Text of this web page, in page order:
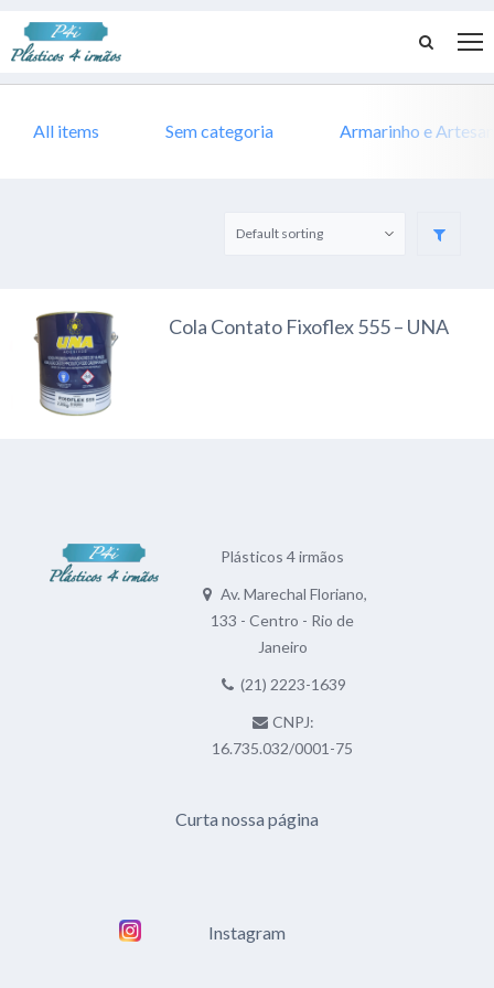
All items Sem categoria Armarinho e
Cola Contato Fixoflex 555 – UNA
Plásticos 4 irmãos
Av. Marechal Floriano,
133 - Centro - Rio de
Janeiro
(21) 2223-1639
CNPJ:
16.735.032/0001-75
Curta nossa página
Instagram